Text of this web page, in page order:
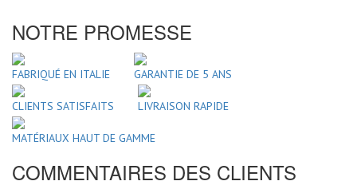
NOTRE PROMESSE
FABRIQUÉ EN ITALIE GARANTIE DE 5 ANS
CLIENTS SATISFAITS LIVRAISON RAPIDE
MATÉRIAUX HAUT DE GAMME
COMMENTAIRES DES CLIENTS